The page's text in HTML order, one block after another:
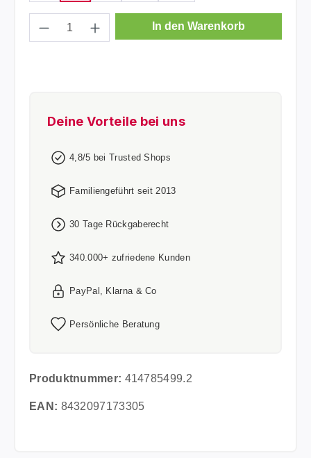
Produkt Anzahl: Gib den gewünschten
In den Warenkorb
Deine Vorteile bei uns
4,8/5 bei Trusted Shops
Familiengeführt seit 2013
30 Tage Rückgaberecht
340.000+ zufriedene Kunden
PayPal, Klarna & Co
Persönliche Beratung
Produktnummer: 414785499.2
EAN: 8432097173305